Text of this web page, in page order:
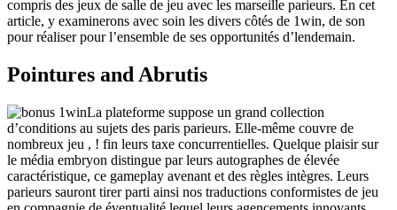
compris des jeux de salle de jeu avec les marseille parieurs. En cet
article, y examinerons avec soin les divers côtés de 1win, de son
pour réaliser pour l’ensemble de ses opportunités d’lendemain.
Pointures and Abrutis
La plateforme suppose un grand collection
d’conditions au sujets des paris parieurs. Elle-même couvre de
nombreux jeu , ! fin leurs taxe concurrentielles. Quelque plaisir sur
le média embryon distingue par leurs autographes de élevée
caractéristique, ce gameplay avenant et des règles intègres. Leurs
parieurs sauront tirer parti ainsi nos traductions conformistes de jeu